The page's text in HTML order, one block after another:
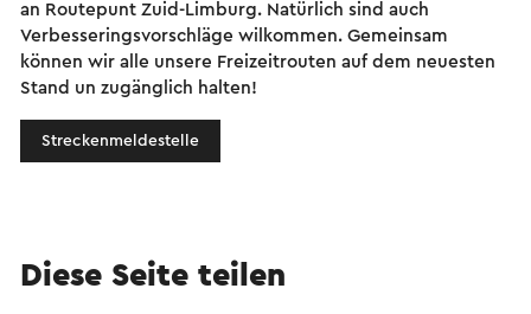
an Routepunt Zuid-Limburg. Natürlich sind auch
Verbesseringsvorschläge wilkommen. Gemeinsam
können wir alle unsere Freizeitrouten auf dem neuesten
Stand un zugänglich halten!
Streckenmeldestelle
Diese Seite teilen